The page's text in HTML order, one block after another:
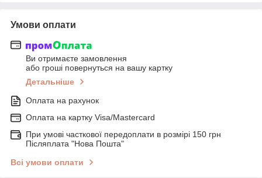
Умови оплати
Ви отримаєте замовлення
або гроші повернуться на вашу картку
Детальніше
Оплата на рахунок
Оплата на картку Visa/Mastercard
При умові часткової передоплати в розмірі 150 грн
Післяплата "Нова Пошта"
Всі умови оплати